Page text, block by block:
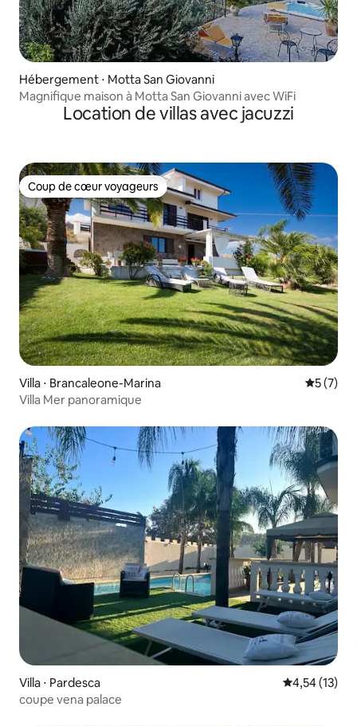
Hébergement ⋅ Motta San Giovanni
Magnifique maison à Motta San Giovanni avec WiFi
Location de villas avec jacuzzi
Coup de cœur voyageurs
Coup de cœur voyageurs
Villa ⋅ Brancaleone-Marina
5 (7)
Villa Mer panoramique
Villa ⋅ Pardesca Évaluation
4,54 (13)
coupe vena palace